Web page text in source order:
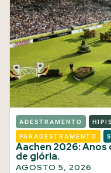
ADESTRAMENTO
PARADESTRAMENTO
Aachen 2026:
de glória.
AGOSTO 5, 2026